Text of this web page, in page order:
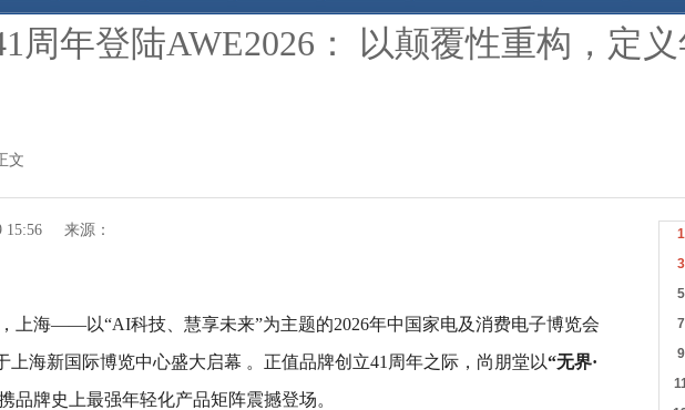
周年登陆AWE2026： 以颠覆性重构，定
文
15:56 来源：
上海——以“AI科技、慧享未来”为主题的2026年中国家电及消费电子博览会
上海新国际博览中心盛大启幕 。正值品牌创立41周年之际，尚朋堂以“无界·
品牌史上最强年轻化产品矩阵震撼登场。